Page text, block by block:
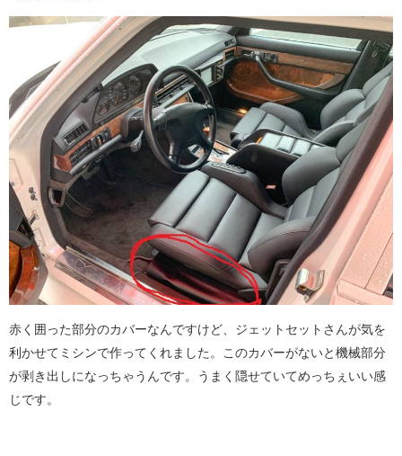
赤く囲った部分のカバーなんですけど、ジェットセットさんが気を
利かせてミシンで作ってくれました。このカバーがないと機械部分
が剥き出しになっちゃうんです。うまく隠せていてめっちぇいい感
じです。